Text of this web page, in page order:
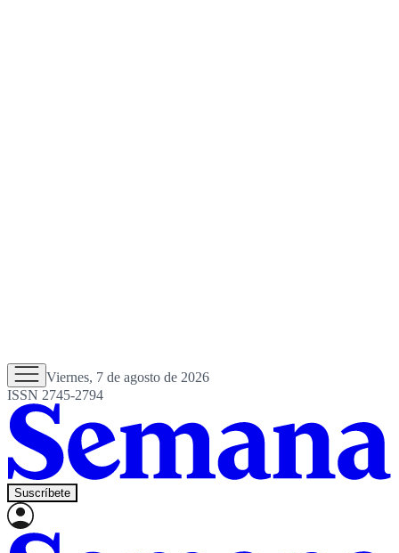
Viernes, 7 de agosto de 2026
ISSN 2745-2794
Suscríbete